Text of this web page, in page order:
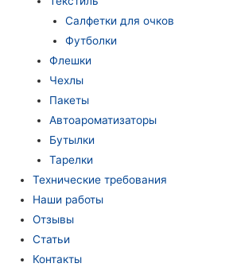
Салфетки для очков
Футболки
Флешки
Чехлы
Пакеты
Автоароматизаторы
Бутылки
Тарелки
Технические требования
Наши работы
Отзывы
Статьи
Контакты